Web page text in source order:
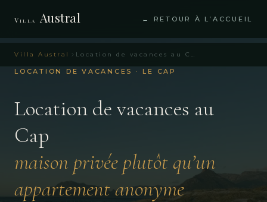
Villa Austral Location de vacances au Cap – Villa Austral Le Cap
Villa Austral ← RETOUR À L’ACCUEIL
LOCATION DE VACANCES · LE CAP
Location de vacances au
Cap
maison privée plutôt qu’un
appartement anonyme